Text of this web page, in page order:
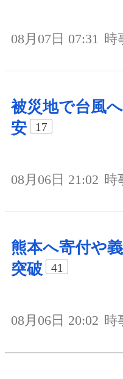
08月07日 07:31 時
被災地で台風
安
17
08月06日 21:02 時
熊本へ寄付や
突破
41
08月06日 20:02 時